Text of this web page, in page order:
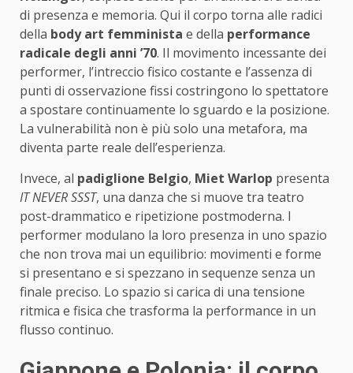
di presenza e memoria. Qui il corpo torna alle radici
della body art femminista e della performance
radicale degli anni ’70. Il movimento incessante dei
performer, l’intreccio fisico costante e l’assenza di
punti di osservazione fissi costringono lo spettatore
a spostare continuamente lo sguardo e la posizione.
La vulnerabilità non è più solo una metafora, ma
diventa parte reale dell’esperienza.
Invece, al padiglione Belgio, Miet Warlop presenta
IT NEVER SSST, una danza che si muove tra teatro
post-drammatico e ripetizione postmoderna. I
performer modulano la loro presenza in uno spazio
che non trova mai un equilibrio: movimenti e forme
si presentano e si spezzano in sequenze senza un
finale preciso. Lo spazio si carica di una tensione
ritmica e fisica che trasforma la performance in un
flusso continuo.